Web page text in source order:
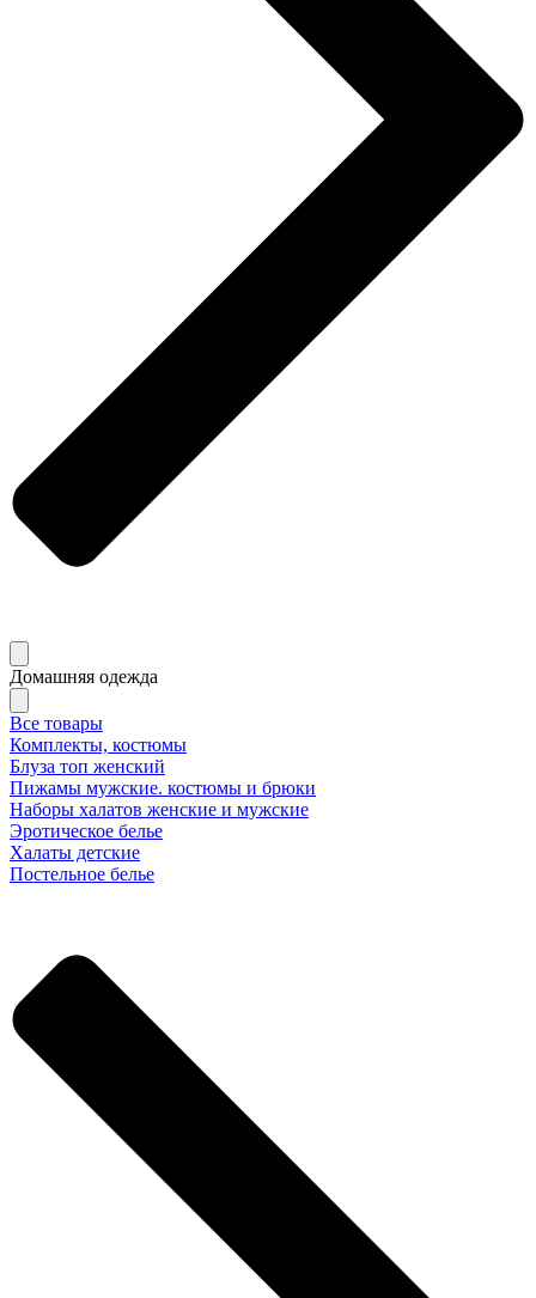
Домашняя одежда
Все товары
Комплекты, костюмы
Блуза топ женский
Пижамы мужские. костюмы и брюки
Наборы халатов женские и мужские
Эротическое белье
Халаты детские
Постельное белье